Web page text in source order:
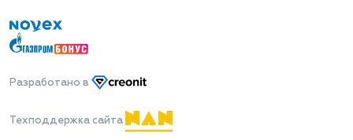
Разработано в
Техподдержка сайта